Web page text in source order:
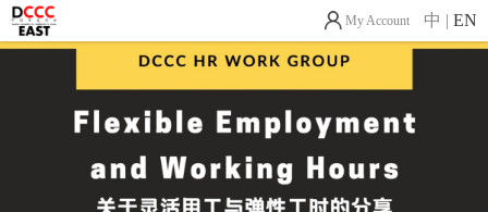
My Account 中 | EN